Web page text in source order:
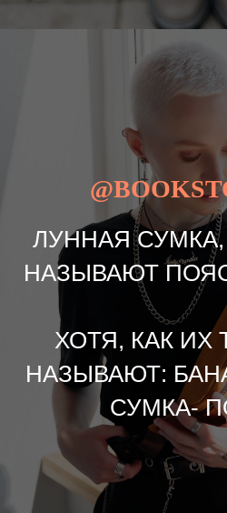
ЛУННАЯ
НАЗЫВАЮТ
ХОТЯ, КАК ИХ
НАЗЫВАЮТ:
СУМКА-